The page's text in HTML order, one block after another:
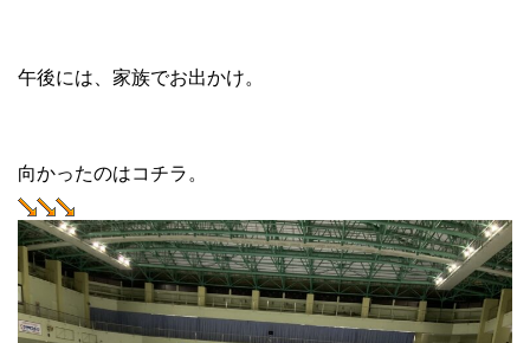
午後には、家族でお出かけ。
向かったのはコチラ。